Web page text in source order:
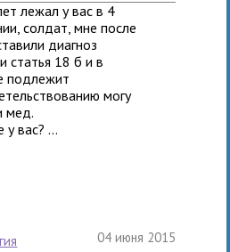
лежал у вас в 4
солдат, мне после
диагноз
статья 18 б и в
подлежит
могу
мед.
у вас? ...
04 июня 2015